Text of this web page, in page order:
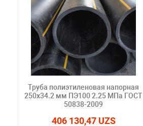
Труба полиэтиленовая напорная
250х34.2 мм ПЭ100 2.25 МПа ГОСТ
50838-2009
406 130,47 UZS